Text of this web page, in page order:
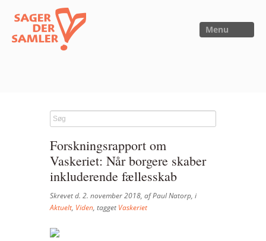
Menu
FORSKNING
Forskningsrapport om
Vaskeriet: Når borgere skaber
inkluderende fællesskab
Skrevet d. 2. november 2018, af Paul Natorp, i
Aktuelt, Viden, tagget Vaskeriet